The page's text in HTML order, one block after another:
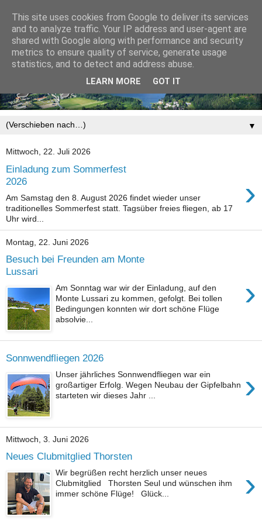
▼
Mittwoch, 22. Juli 2026
Einladung zum Sommerfest
2026
›
Am Samstag den 8. August 2026 findet wieder unser
traditionelles Sommerfest statt. Tagsüber freies fliegen, ab 17
Uhr wird...
Montag, 22. Juni 2026
Besuch bei Freunden am Monte
Lussari
›
Am Sonntag war wir der Einladung, auf den
Monte Lussari zu kommen, gefolgt. Bei tollen
Bedingungen konnten wir dort schöne Flüge
absolvie...
Sonnwendfliegen 2026
›
Unser jährliches Sonnwendfliegen war ein
großartiger Erfolg. Wegen Neubau der Gipfelbahn
starteten wir dieses Jahr ...
Mittwoch, 3. Juni 2026
Neues Clubmitglied Thorsten
›
Wir begrüßen recht herzlich unser neues
Clubmitglied Thorsten Seul und wünschen ihm
immer schöne Flüge! Glück...
This site uses cookies from Google to deliver its services
and to analyze traffic. Your IP address and user-agent are
shared with Google along with performance and security
metrics to ensure quality of service, generate usage
statistics, and to detect and address abuse.
LEARN MORE GOT IT